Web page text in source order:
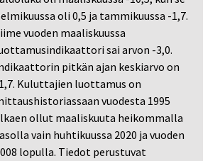
oli 0,5 ja tammikuussa -1,7.
vuoden maaliskuussa
sai arvon -3,0.
pitkän ajan keskiarvo on
Kuluttajien luottamus on
vuodesta 1995
ollut maaliskuuta heikommalla
vain huhtikuussa 2020 ja vuoden
lopulla. Tiedot perustuvat